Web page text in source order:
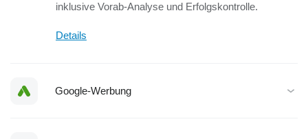
inklusive Vorab-Analyse und Erfolgskontrolle.
Details
Google-Werbung